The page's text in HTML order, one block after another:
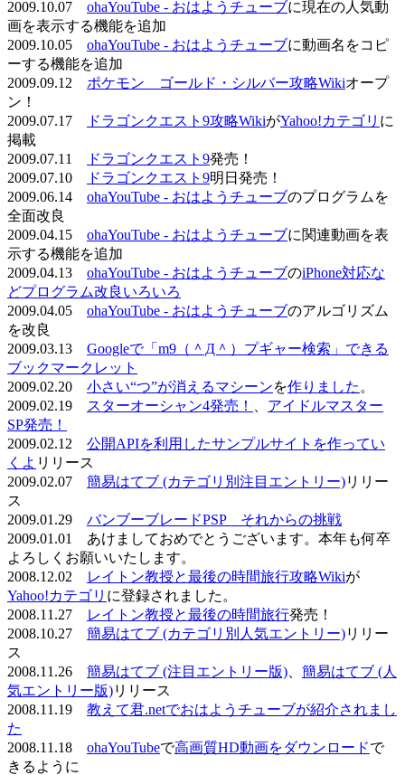
2009.10.07 ohaYouTube - おはようチューブに現在の人気動
画を表示する機能を追加
2009.10.05 ohaYouTube - おはようチューブに動画名をコピ
ーする機能を追加
2009.09.12 ポケモン ゴールド・シルバー攻略Wikiオープ
ン！
2009.07.17
ドラゴンクエスト9攻略WikiがYahoo!カテゴリ に
掲載
2009.07.11
ドラゴンクエスト9発売！
2009.07.10
ドラゴンクエスト9明日発売！
2009.06.14 ohaYouTube - おはようチューブのプログラムを
全面改良
2009.04.15 ohaYouTube - おはようチューブに関連動画を表
示する機能を追加
2009.04.13 ohaYouTube - おはようチューブのiPhone対応な
どプログラム改良いろいろ
2009.04.05 ohaYouTube - おはようチューブのアルゴリズム
を改良
2009.03.13 Googleで「m9（＾Д＾）プギャー検索」できる
ブックマークレット
2009.02.20 小さい“つ”が消えるマシーンを作りました 。
2009.02.19
スターオーシャン4発売！
アイドルマスター
SP発売！
2009.02.12 公開APIを利用したサンプルサイトを作ってい
くよ リリース
2009.02.07 簡易はてブ (カテゴリ別注目エントリー)リリー
ス
2009.01.29 バンブーブレードPSP それからの挑戦
2009.01.01 あけましておめでとうございます。本年も何卒
よろしくお願いいたします。
2008.12.02
レイトン教授と最後の時間旅行攻略Wikiが
Yahoo!カテゴリ に登録されました。
2008.11.27
レイトン教授と最後の時間旅行発売！
2008.10.27 簡易はてブ (カテゴリ別人気エントリー)リリー
ス
2008.11.26 簡易はてブ (注目エントリー版)
簡易はてブ (人
気エントリー版)リリース
2008.11.19 教えて君.netでおはようチューブが紹介されまし
た
2008.11.18 ohaYouTubeで高画質HD動画をダウンロードで
きるように